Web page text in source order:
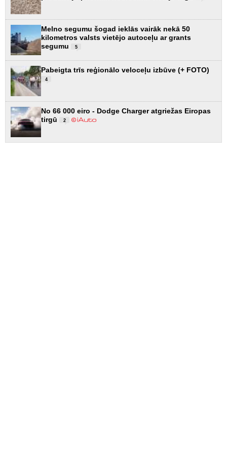
Melno segumu šogad ieklās vairāk nekā 50
kilometros valsts vietējo autoceļu ar grants
segumu
5
Pabeigta trīs reģionālo veloceļu izbūve (+ FOTO)
4
No 66 000 eiro - Dodge Charger atgriežas Eiropas
tirgū
2